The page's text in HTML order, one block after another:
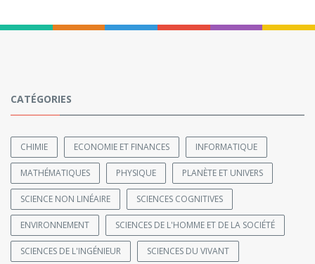
CATÉGORIES
CHIMIE ECONOMIE ET FINANCES INFORMATIQUE
MATHÉMATIQUES PHYSIQUE PLANÈTE ET UNIVERS
SCIENCE NON LINÉAIRE SCIENCES COGNITIVES
ENVIRONNEMENT SCIENCES DE L'HOMME ET DE LA SOCIÉTÉ
SCIENCES DE L'INGÉNIEUR SCIENCES DU VIVANT